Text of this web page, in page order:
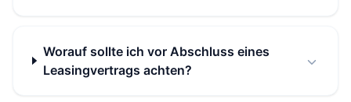
Worauf sollte ich vor Abschluss eines
Leasingvertrags achten?